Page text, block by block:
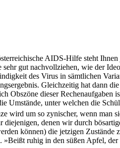
AIDS-Hilfe steht
gut nachvollziehen, wie der
des Virus in sämtlichen
Gleichzeitig hat dann
Obszöne dieser Rechenaufgaben
Umstände, unter welchen die
wird um so zynischer, wenn man
denen wir durch
können) die jetzigen Zustände
ruhig in den süßen Apfel,